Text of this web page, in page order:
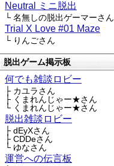
Neutral ミニ脱出
└ 名無しの脱出ゲーマーさん
Trial X Love #01 Maze
└ りんごさん
脱出ゲーム掲示板
何でも雑談ロビー
├ カユラさん
├ くまれんじゃー★さん
└ くまれんじゃー★さん
脱出雑談ロビー
├ dEyXさん
├ CDDeさん
└ ゆなさん
運営への伝言板